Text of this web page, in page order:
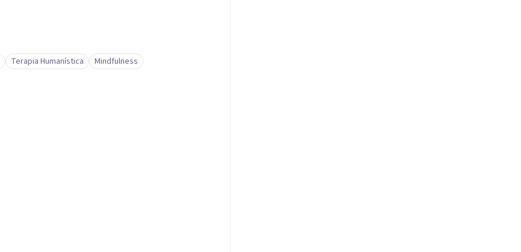
Terapia Humanística
Mindfulness